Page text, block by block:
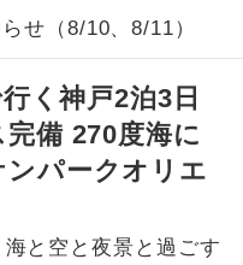
せ（8/10、8/11）
く神戸2泊3日
完備 270度海に
パークオリエ
と空と夜景と過ごす
駅）から復路到着空港
行します。
駅）から最終日出発空港
乗員が同行します。
乗務し、車内での観光案内
す。
便の空席状況に
ます。
めご了承いただき